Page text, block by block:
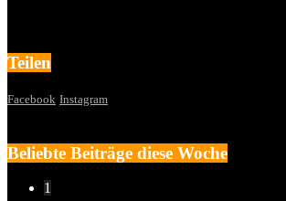
Teilen
Facebook Instagram
Beliebte Beiträge diese Woche
1